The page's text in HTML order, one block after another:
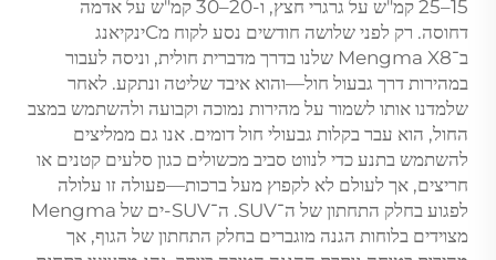
15–25 קמ"ש על גרגרי חצץ, ו-20–30 קמ"ש על אדמה
דחוסה. רק לפני שלושה חודשים נסע לקוח מСינקיאנג
ב־Mengma X8 שלנו בדרך מדברית חולית, וניסה לעבור
במהירות דרך גבעול חול—והוא איבד שליטה ונתקע. לאחר
שלמדנו אותו לשמור על מהירות נמוכה וקבועה ולהשתמש במצב
החול, הוא עבר בקלות גבעולי חול דומים. אנו גם ממליצים
להשתמש בתנע כדי לנווט סביב מכשולים כגון סלעים קטנים או
חריצים, אך לעולם לא לקפוץ מעל ברכות—פעולה זו עלולה
לפגוע בחלק התחתון של ה־SUV. ה־SUV-ים של Mengma
מצוידים בלוחות הגנה מוגברים בחלק התחתון של הגוף, אך